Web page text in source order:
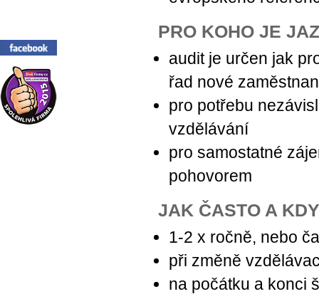
PRO KOHO JE
audit je určen jak
řad nové
pro potřebu
vzdělávání
pro samostatné
pohovorem
JAK ČASTO A
1-2 x ročně, nebo
při změně
na počátku a konci